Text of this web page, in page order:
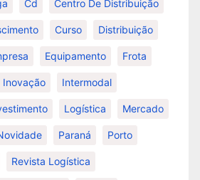
Cd Centro De Distribuição
Curso Distribuição
Equipamento Frota
Inovação Intermodal
Logística Mercado
Paraná Porto
Revista Logística